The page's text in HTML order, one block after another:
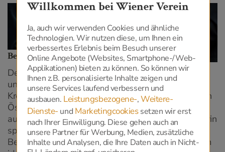
Bestattungen + Krematorien
Der Wiener Verein besitzt Krematorien in Kramsach
und Salzburg und zählt mit jährlich rund 6.300
Kremationen zu den größten Kremationsbetreibern in
Österreich. Zusätzlich gehören zum Wiener Verein
auch eine Bestattung in Kitzbühel und in Hallein. Darin
spiegelt sich die enge Verbundenheit mit dem
Bestattergewerbe wider, die den Wiener Verein zum
Willkommen bei Wiener Verein
Ja, auch wir verwenden Cookies und ähnliche
Technologien. Wir nutzen diese, um Ihnen ein
verbessertes Erlebnis beim Besuch unserer
Online Angebote (Websites, Smartphone-/Web-
Applikationen) bieten zu können. So können wir
Ihnen z.B. personalisierte Inhalte zeigen und
unsere Services laufend verbessern und
ausbauen. Leistungsbezogene-,Weitere-
Dienste- und Marketingcookiessetzen wir erst
nach Ihrer Einwilligung. Diese gehen auch an
unsere Partner für Werbung, Medien, zusätzliche
Inhalte und Analysen, die Ihre Daten auch in Nicht-